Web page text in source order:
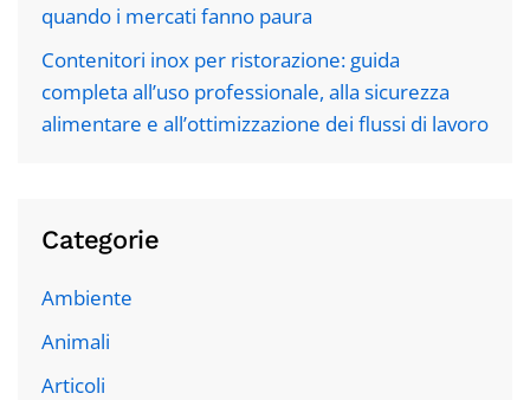
quando i mercati fanno paura
Contenitori inox per ristorazione: guida
completa all’uso professionale, alla sicurezza
alimentare e all’ottimizzazione dei flussi di lavoro
Categorie
Ambiente
Animali
Articoli